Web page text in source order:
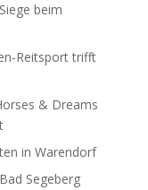
beim
Reitsport trifft
& Dreams
in Warendorf
Segeberg